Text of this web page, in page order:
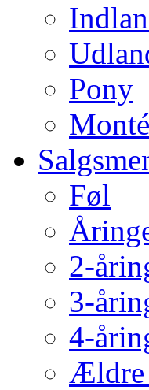
Pony
Monté
Føl
2-
3-
4-
Ældre